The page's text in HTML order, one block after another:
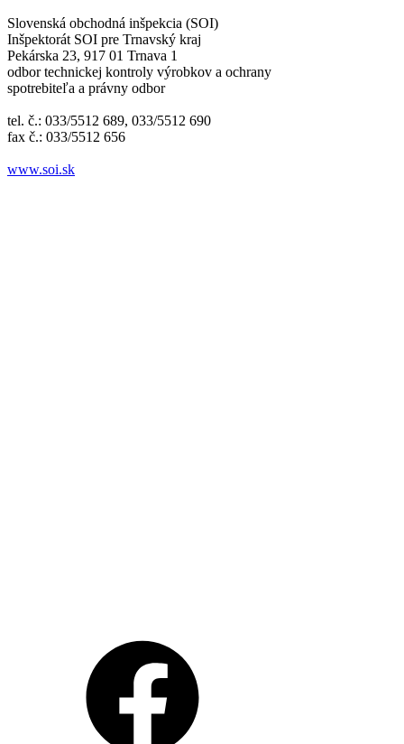
Slovenská obchodná inšpekcia (SOI)
Inšpektorát SOI pre Trnavský kraj
Pekárska 23, 917 01 Trnava 1
odbor technickej kontroly výrobkov a ochrany
spotrebiteľa a právny odbor
tel. č.: 033/5512 689, 033/5512 690
fax č.: 033/5512 656
www.soi.sk